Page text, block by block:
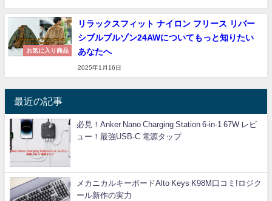
お気に入り商品
リラックスフィット ナイロン フリース リバー
シブルブルゾン24AWについてもっと知りたい
あなたへ
2025年1月16日
最近の記事
必見！Anker Nano Charging Station 6-in-1 67W レビ
ュー！最強USB-C 電源タップ
メカニカルキーボードAlto Keys K98M口コミ!ロジク
ール新作の実力